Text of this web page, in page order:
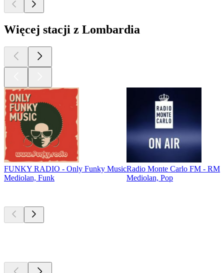
Więcej stacji z Lombardia
FUNKY RADIO - Only Funky Music
Mediolan, Funk
Radio Monte Carlo FM -
Mediolan, Pop